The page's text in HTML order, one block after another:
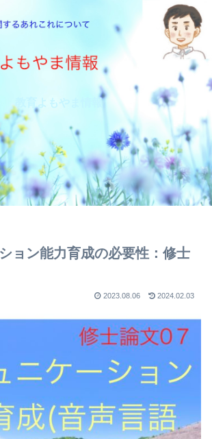
教育よもやま情報
ョン能力育成の必要性：修士
2023.08.06 2024.02.03